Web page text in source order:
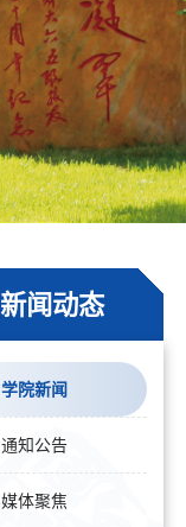
新闻动态
学院新闻
通知公告
媒体聚焦